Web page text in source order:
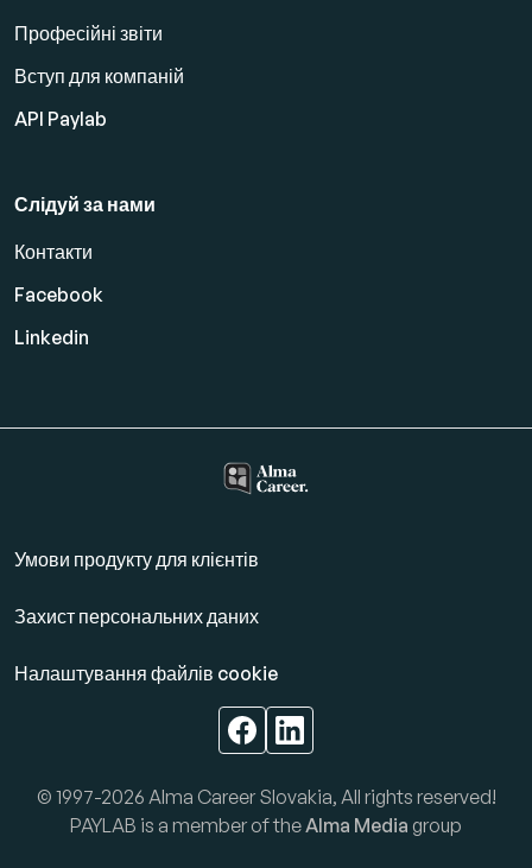
Професійні звіти
Вступ для компаній
API Paylab
Слідуй за нами
Контакти
Facebook
Linkedin
Умови продукту для клієнтів
Захист персональних даних
Налаштування файлів cookie
© 1997-2026 Alma Career Slovakia, All rights reserved!
PAYLAB is a member of the Alma Media group